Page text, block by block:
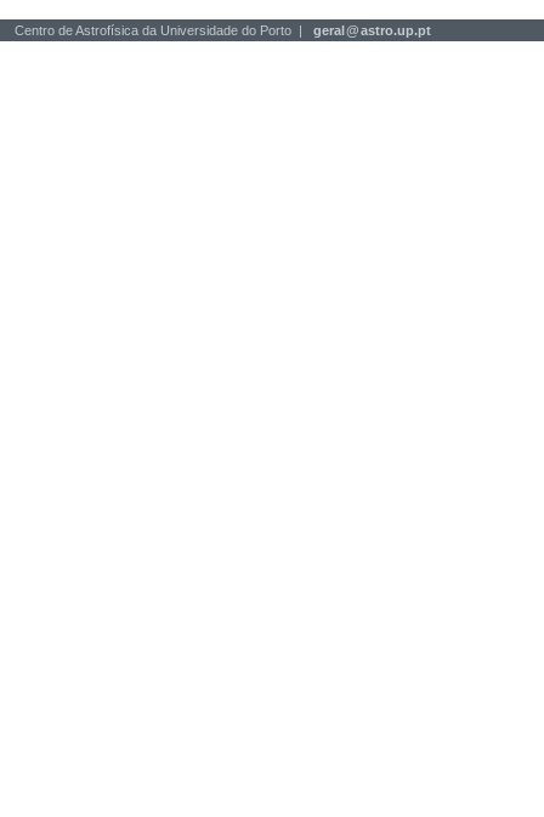
Centro de Astrofísica da Universidade do Porto | geral@astro.up.pt